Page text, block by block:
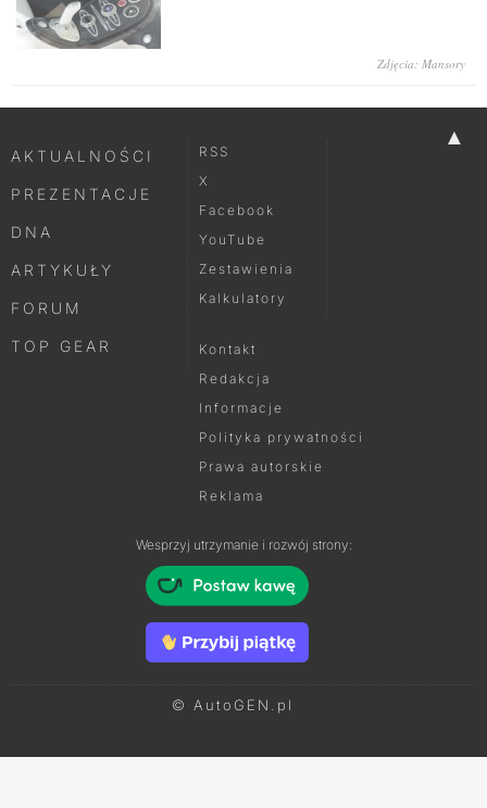
Zdjęcia: Mansory
▲
AKTUALNOŚCI
PREZENTACJE
DNA
ARTYKUŁY
FORUM
TOP GEAR
RSS
X
Facebook
YouTube
Zestawienia
Kalkulatory
Kontakt
Redakcja
Informacje
Polityka prywatności
Prawa autorskie
Reklama
Wesprzyj utrzymanie i rozwój strony:
© AutoGEN.pl